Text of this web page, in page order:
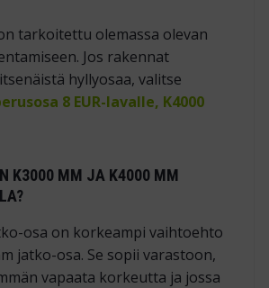
tarkoitettu olemassa olevan
Jos rakennat
hyllyosaa, valitse
8 EUR-lavalle, K4000
K3000 MM JA K4000 MM
osa on korkeampi vaihtoehto
jatko-osa. Se sopii varastoon,
vapaata korkeutta ja jossa